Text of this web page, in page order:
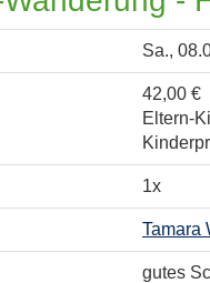
Sa.,
42,00 €
Eltern-
1x
Tamara
gutes